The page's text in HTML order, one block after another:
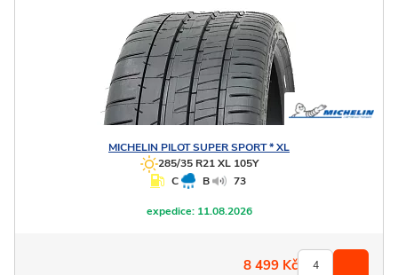
MICHELIN PILOT SUPER SPORT * XL
285/35 R21 XL 105Y
C
B 73
expedice:11.08.2026
8 499 Kč